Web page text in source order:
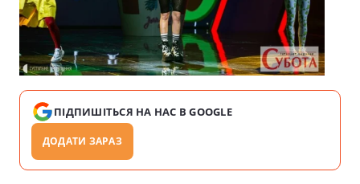
ПІДПИШІТЬСЯ НА НАС В GOOGLE
ДОДАТИ ЗАРАЗ